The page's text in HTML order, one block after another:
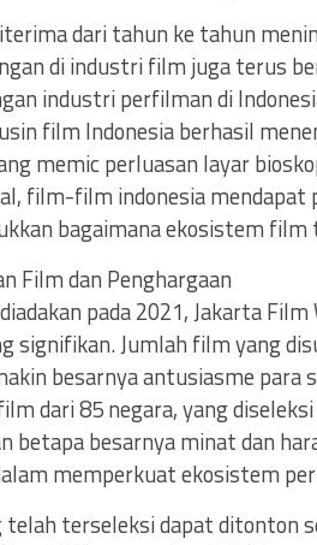
dari tahun ke tahun
di industri film juga terus
industri perfilman di
film Indonesia berhasil
memic perluasan layar
film-film indonesia mendapat
bagaimana ekosistem
Film dan Penghargaan
pada 2021, Jakarta
signifikan. Jumlah film yang
besarnya antusiasme para
dari 85 negara, yang
betapa besarnya minat dan
memperkuat ekosistem
terseleksi dapat ditonton